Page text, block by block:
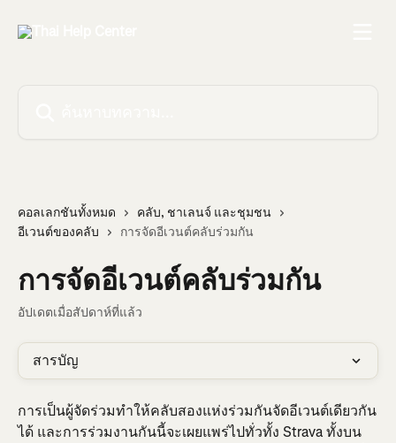
คอลเลกชันทั้งหมด
คลับ, ชาเลนจ์ และชุมชน
อีเวนต์ของคลับ
การจัดอีเวนต์คลับร่วมกัน
การจัดอีเวนต์คลับร่วมกัน
อัปเดตเมื่อสัปดาห์ที่แล้ว
สารบัญ
การเป็นผู้จัดร่วมทำให้คลับสองแห่งร่วมกันจัดอีเวนต์เดียวกัน
ได้ และการร่วมงานกันนี้จะเผยแพร่ไปทั่วทั้ง Strava ทั้งบน